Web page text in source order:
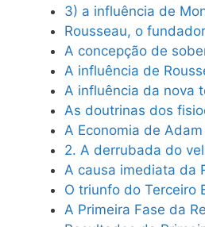
3) a influência de
Rousseau, o
A concepção de
A influência de
A influência da nova
As doutrinas dos
A Economia de
2. A derrubada do
A causa imediata da
O triunfo do Terceiro
A Primeira Fase da